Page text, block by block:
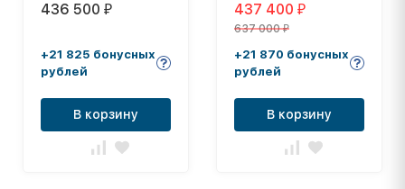
436 500 ₽
+21 825 бонусных
рублей
В корзину
437 400 ₽
637 000₽
+21 870 бонусных
рублей
В корзину